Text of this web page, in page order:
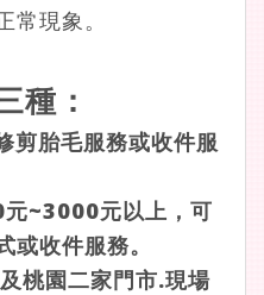
常現象。
種：
剪胎毛服務或收件服
~3000元以上，可
收件服務。
桃園二家門市.現場